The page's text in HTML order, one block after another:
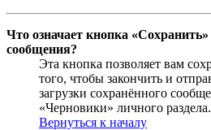
Что означает кнопка
сообщения?
Эта кнопка позволяет вам
того, чтобы закончить и
загрузки сохранённого
«Черновики» личного раздела.
Вернуться к началу